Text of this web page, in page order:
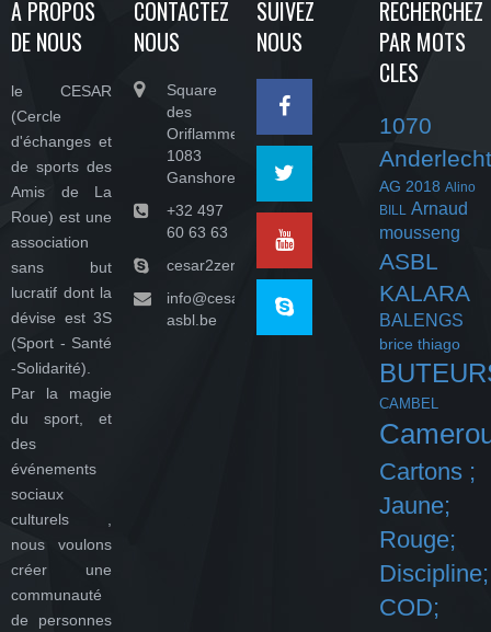
A PROPOS
DE NOUS
le CESAR
(Cercle
d'échanges et
de sports des
Amis de La
Roue) est une
association
sans but
lucratif dont la
dévise est 3S
(Sport - Santé
-Solidarité).
Par la magie
du sport, et
des
événements
sociaux
culturels ,
nous voulons
créer une
communauté
de personnes
CONTACTEZ
NOUS
Square
des
Oriflammes,
1083
Ganshoren
+32 497
60 63 63
cesar2zeroasbl
info@cesar-
asbl.be
SUIVEZ
NOUS
RECHERCHEZ
PAR MOTS
CLES
1070
Anderlecht
AG 2018 Alino
BILL Arnaud
mousseng
ASBL
KALARA
BALENGS
brice thiago
CAMBEL
Cartons ;
Jaune;
Rouge;
Discipline;
COD;